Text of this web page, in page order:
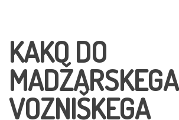
KAKO DO
MADŽARSKEGA
VOZNIŠKEGA